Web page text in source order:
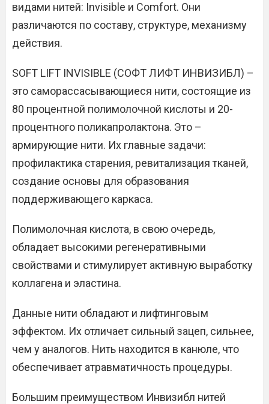
видами нитей: Invisible и Comfort. Они
различаются по составу, структуре, механизму
действия.
SOFT LIFT INVISIBLE (СОФТ ЛИФТ ИНВИЗИБЛ) –
это саморассасывающиеся нити, состоящие из
80 процентной полимолочной кислоты и 20-
процентного поликапролактона. Это –
армирующие нити. Их главные задачи:
профилактика старения, ревитализация тканей,
создание основы для образования
поддерживающего каркаса.
Полимолочная кислота, в свою очередь,
обладает высокими регенеративными
свойствами и стимулирует активную выработку
коллагена и эластина.
Данные нити обладают и лифтинговым
эффектом. Их отличает сильный зацеп, сильнее,
чем у аналогов. Нить находится в канюле, что
обеспечивает атравматичность процедуры.
Большим преимуществом Инвизибл нитей